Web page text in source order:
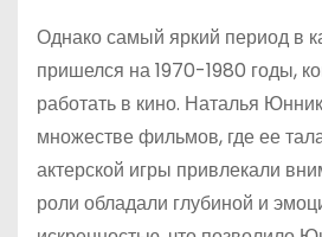
Однако самый яркий период в
пришелся на 1970-1980 годы,
работать в кино. Наталья
множестве фильмов, где ее
актерской игры привлекали
роли обладали глубиной и